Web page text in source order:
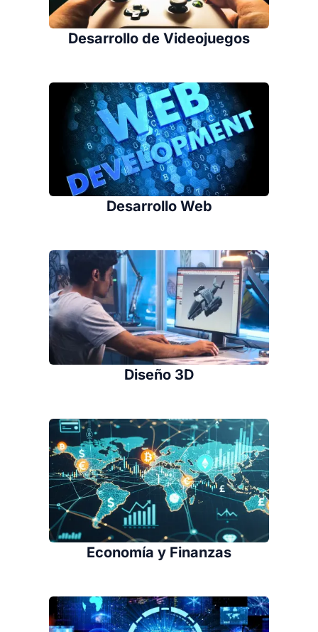
Desarrollo de Videojuegos
Desarrollo Web
Diseño 3D
Economía y Finanzas